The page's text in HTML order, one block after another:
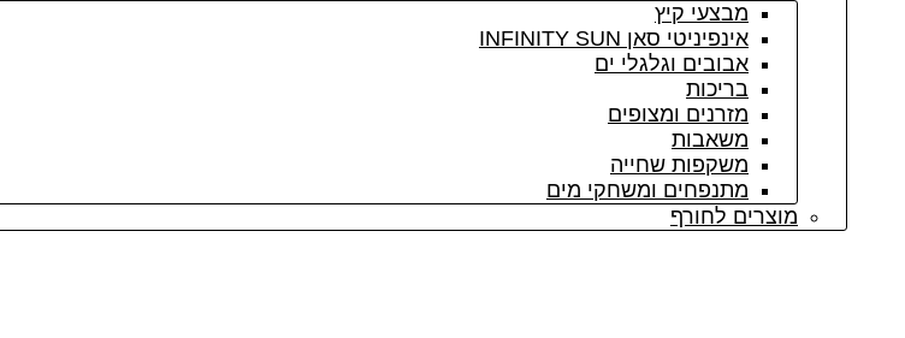
מבצעי קיץ
אינפיניטי סאן INFINITY SUN
אבובים וגלגלי ים
בריכות
מזרנים ומצופים
משאבות
משקפות שחייה
מתנפחים ומשחקי מים
מוצרים לחורף